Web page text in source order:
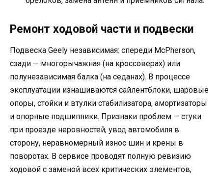
Ремонт ходовой части и подвески
Подвеска Geely независимая: спереди McPherson,
сзади — многорычажная (на кроссоверах) или
полунезависимая балка (на седанах). В процессе
эксплуатации изнашиваются сайлентблоки, шаровые
опоры, стойки и втулки стабилизатора, амортизаторы
и опорные подшипники. Признаки проблем — стуки
при проезде неровностей, увод автомобиля в
сторону, неравномерный износ шин и крены в
поворотах. В сервисе проводят полную ревизию
ходовой с заменой всех критических элементов,